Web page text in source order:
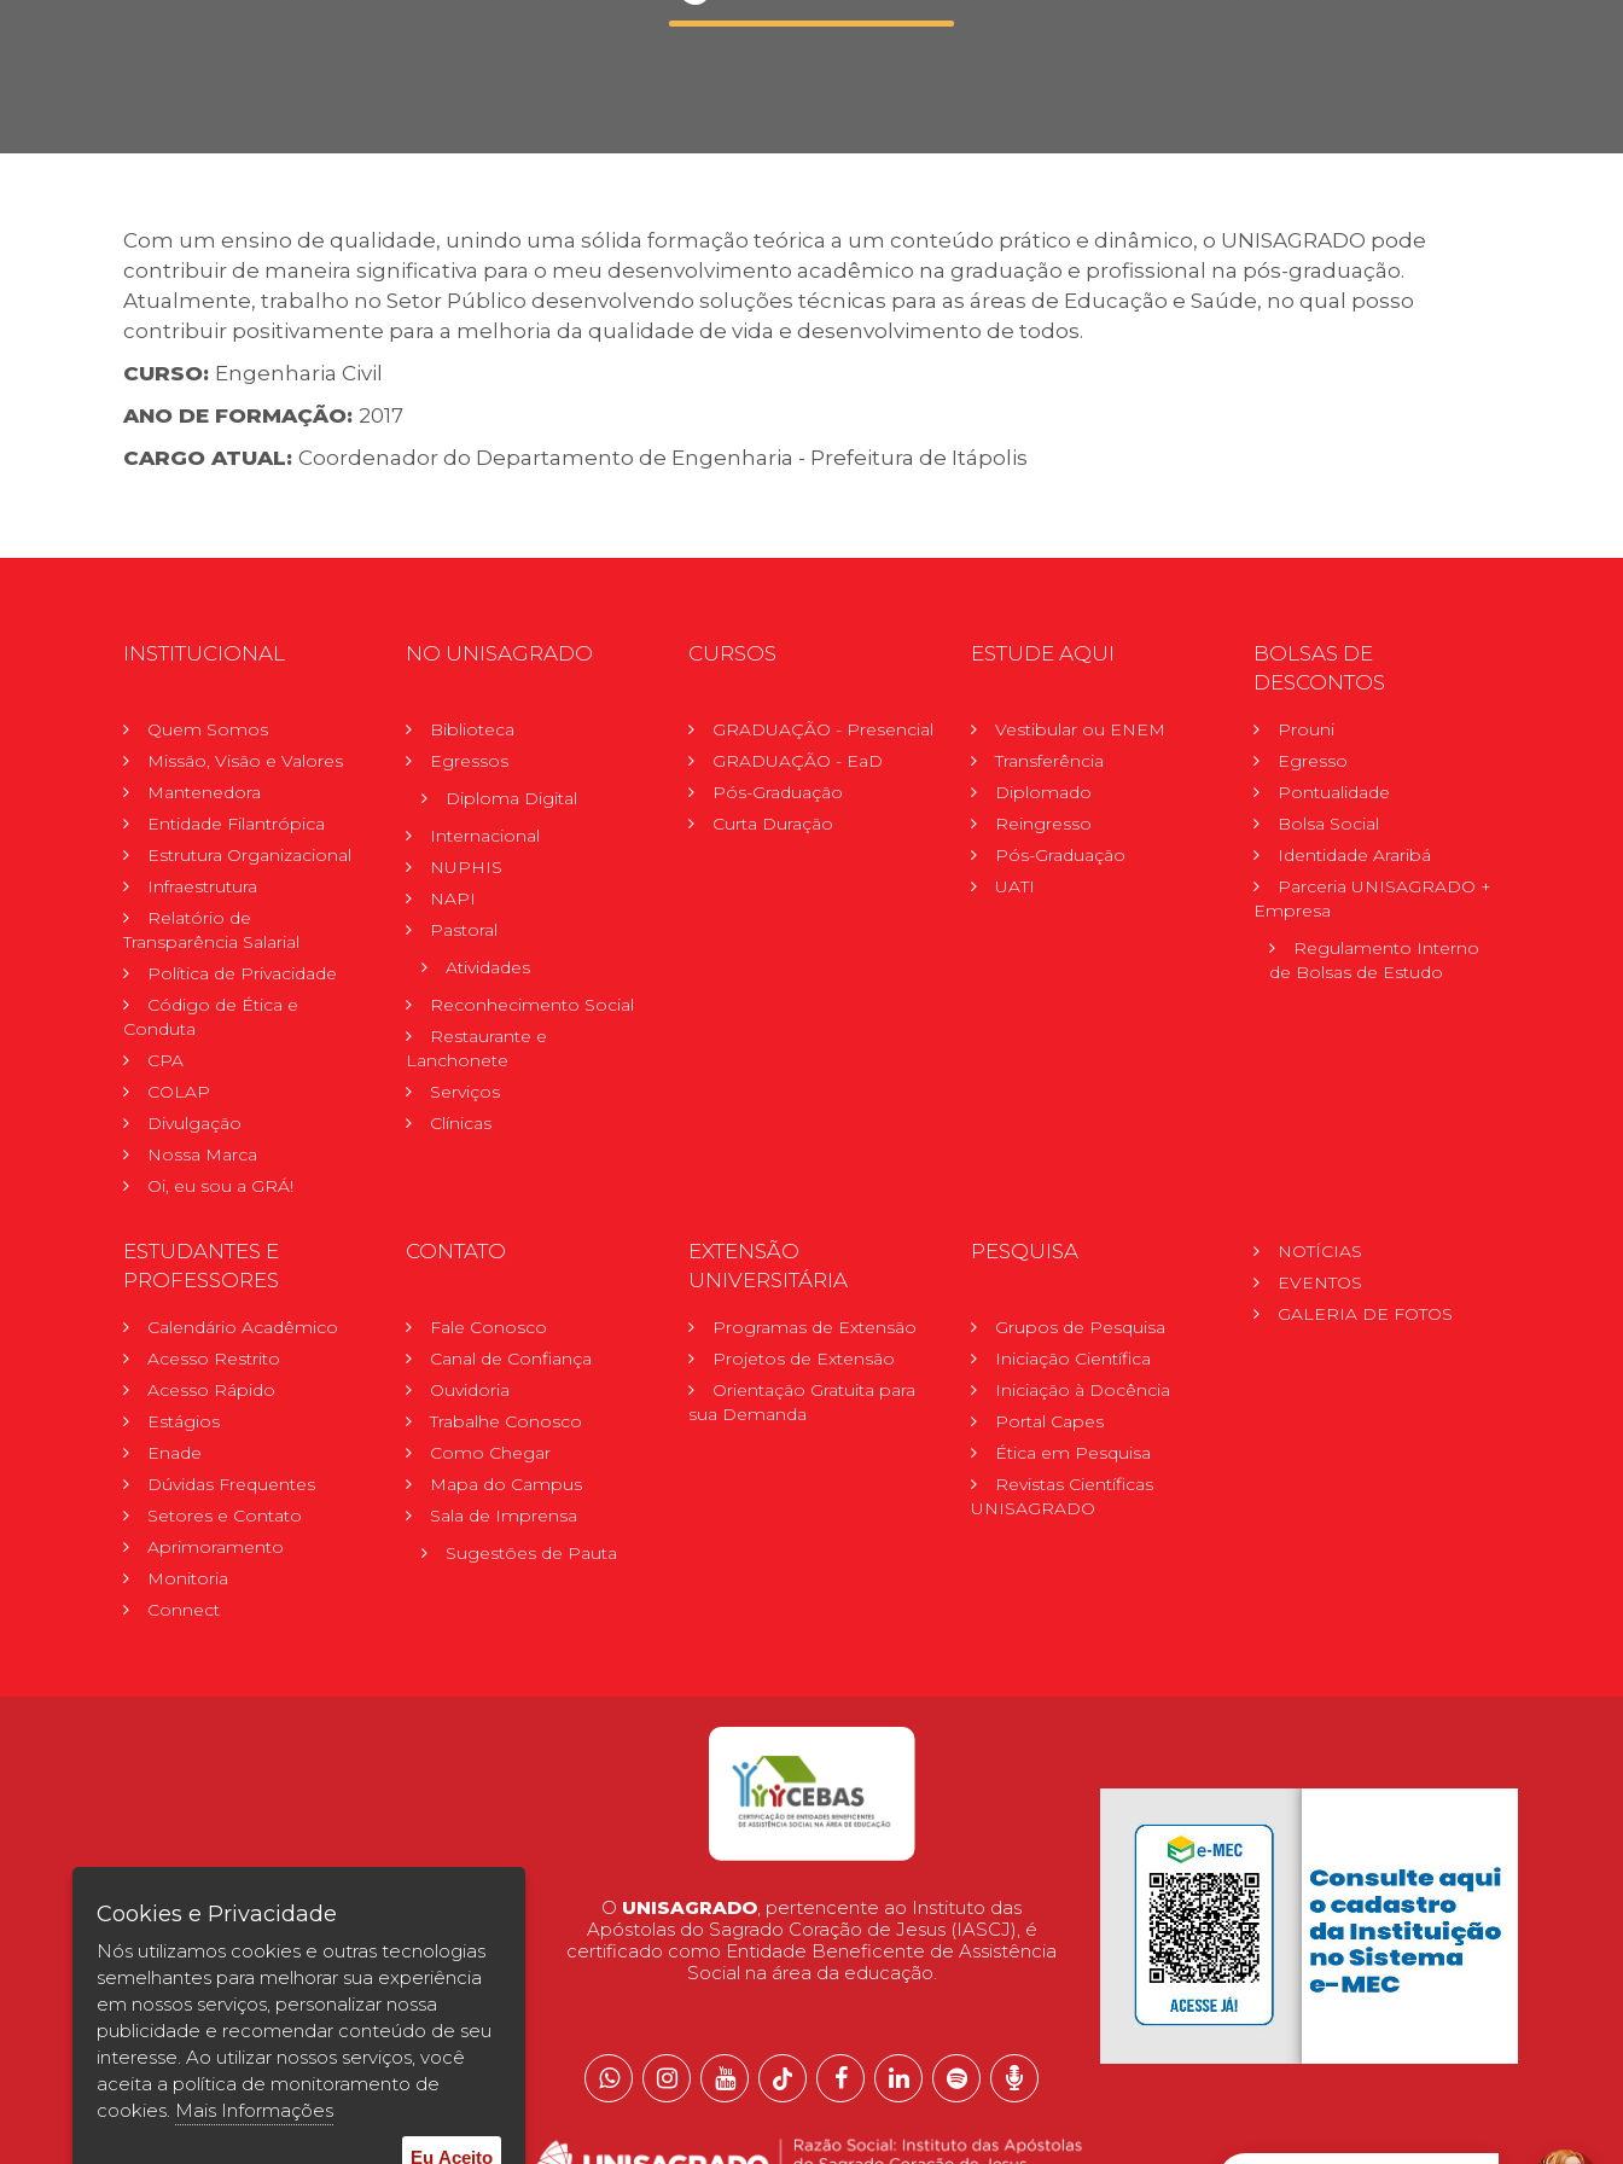
Reingresso UATI
Com um ensino de qualidade, unindo uma sólida formação teórica a um conteúdo prático e dinâmico, o UNISAGRADO pode
contribuir de maneira significativa para o meu desenvolvimento acadêmico na graduação e profissional na pós-graduação.
Atualmente, trabalho no Setor Público desenvolvendo soluções técnicas para as áreas de Educação e Saúde, no qual posso
contribuir positivamente para a melhoria da qualidade de vida e desenvolvimento de todos.
CURSO: Engenharia Civil
ANO DE FORMAÇÃO: 2017
CARGO ATUAL: Coordenador do Departamento de Engenharia - Prefeitura de Itápolis
INSTITUCIONAL
Quem Somos
Missão, Visão e Valores
Mantenedora
Entidade Filantrópica
Estrutura Organizacional
Infraestrutura
Relatório de
Transparência Salarial
Política de Privacidade
Código de Ética e
Conduta
CPA
COLAP
Divulgação
Nossa Marca
Oi, eu sou a GRÁ!
NO UNISAGRADO
Biblioteca
Egressos
Diploma Digital
Internacional
NUPHIS
NAPI
Pastoral
Atividades
Reconhecimento Social
Restaurante e
Lanchonete
Serviços
Clínicas
CURSOS
GRADUAÇÃO - Presencial
GRADUAÇÃO - EaD
Pós-Graduação
Curta Duração
ESTUDE AQUI
Vestibular ou ENEM
Transferência
Diplomado
Reingresso
Pós-Graduação
UATI
BOLSAS DE
DESCONTOS
Prouni
Egresso
Pontualidade
Bolsa Social
Identidade Araribá
Parceria UNISAGRADO +
Empresa
Regulamento Interno
de Bolsas de Estudo
ESTUDANTES E
PROFESSORES
Calendário Acadêmico
Acesso Restrito
Acesso Rápido
Estágios
Enade
Dúvidas Frequentes
Setores e Contato
Aprimoramento
Monitoria
Connect
CONTATO
Fale Conosco
Canal de Confiança
Ouvidoria
Trabalhe Conosco
Como Chegar
Mapa do Campus
Sala de Imprensa
Sugestões de Pauta
EXTENSÃO
UNIVERSITÁRIA
Programas de Extensão
Projetos de Extensão
Orientação Gratuita para
sua Demanda
PESQUISA
Grupos de Pesquisa
Iniciação Científica
Iniciação à Docência
Portal Capes
Ética em Pesquisa
Revistas Científicas
UNISAGRADO
NOTÍCIAS
EVENTOS
GALERIA DE FOTOS
Verificada por
O UNISAGRADO, pertencente ao Instituto das
Apóstolas do Sagrado Coração de Jesus (IASCJ), é
certificado como Entidade Beneficente de Assistência
Social na área da educação.
Cookies e Privacidade
Nós utilizamos cookies e outras tecnologias
semelhantes para melhorar sua experiência
em nossos serviços, personalizar nossa
publicidade e recomendar conteúdo de seu
interesse. Ao utilizar nossos serviços, você
aceita a política de monitoramento de
cookies. Mais Informações
Eu Aceito